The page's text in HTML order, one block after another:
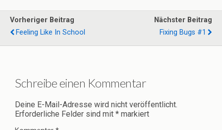
Vorheriger Beitrag
Feeling Like In School
Nächster Beitrag
Fixing Bugs #1
Schreibe einen Kommentar
Deine E-Mail-Adresse wird nicht veröffentlicht.
Erforderliche Felder sind mit * markiert